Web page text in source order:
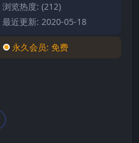
浏览热度: (212)
最近更新: 2020-05-18
永久会员: 免费